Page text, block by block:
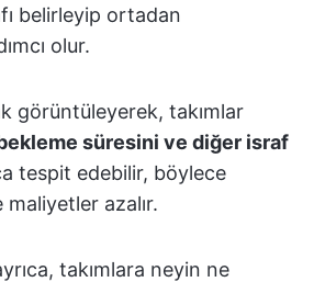
belirleyip ortadan
olur.
görüntüleyerek, takımlar
süresini ve diğer israf
tespit edebilir, böylece
azalır.
takımlara neyin ne